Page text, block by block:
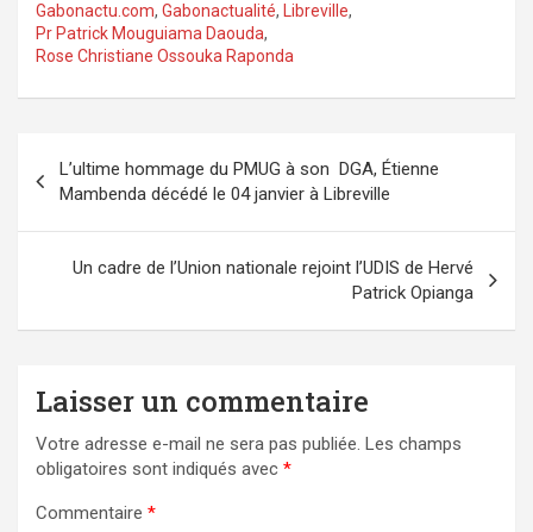
Gabonactu.com, Gabonactualité, Libreville,
Pr Patrick Mouguiama Daouda,
Rose Christiane Ossouka Raponda
de
l’article
L’ultime hommage du PMUG à son DGA, Étienne
Mambenda décédé le 04 janvier à Libreville
Un cadre de l’Union nationale rejoint l’UDIS de Hervé
Patrick Opianga
Laisser un commentaire
Votre adresse e-mail ne sera pas publiée. Les champs
obligatoires sont indiqués avec *
Commentaire *